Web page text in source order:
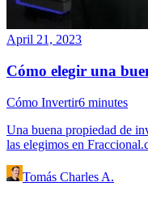
April 21, 2023
Cómo elegir una
Cómo Invertir6 minutes
Una buena propiedad de
las elegimos en
Tomás Charles A.